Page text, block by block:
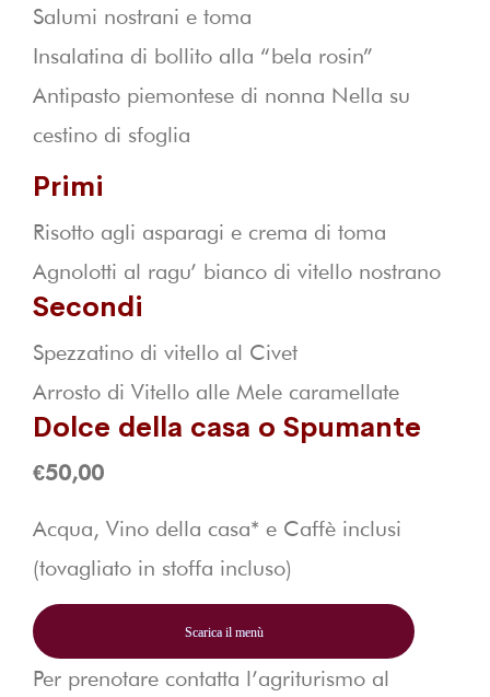
Salumi nostrani e toma
Insalatina di bollito alla “bela rosin”
Antipasto piemontese di nonna Nella su
cestino di sfoglia
Primi
Risotto agli asparagi e crema di toma
Agnolotti al ragu’ bianco di vitello nostrano
Secondi
Spezzatino di vitello al Civet
Arrosto di Vitello alle Mele caramellate
Dolce della casa o Spumante
€50,00
Acqua, Vino della casa* e Caffè inclusi
(tovagliato in stoffa incluso)
Scarica il menù
Per prenotare contatta l’agriturismo al